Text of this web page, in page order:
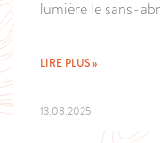
lumière le sans-
LIRE PLUS »
13.08.2025